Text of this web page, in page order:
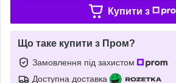
Купити з
Що таке купити з Пром?
Замовлення під захистом
Доступна доставка